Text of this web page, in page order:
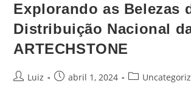
Explorando as Belezas
Distribuição Nacional
ARTECHSTONE
Luiz abril 1, 2024